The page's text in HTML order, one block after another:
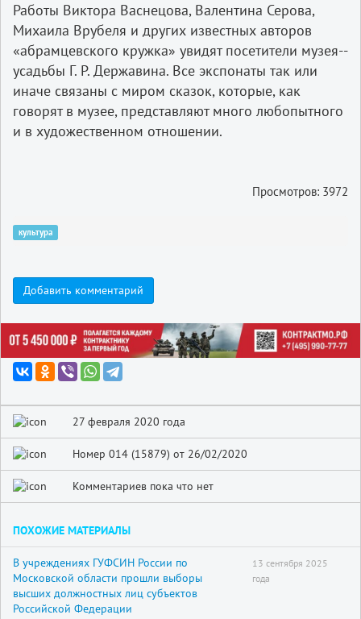
Работы Виктора Васнецова, Валентина Серова,
Михаила Врубеля и других известных авторов
«абрамцевского кружка» увидят посетители музея-­
усадьбы Г. Р. Державина. Все экспонаты так или
иначе связаны с миром сказок, которые, как
говорят в музее, представляют много любопытного
и в художественном отношении.
Просмотров: 3972
культура
Добавить комментарий
27 февраля 2020 года
Номер 014 (15879) от 26/02/2020
Комментариев пока что нет
ПОХОЖИЕ МАТЕРИАЛЫ
В учреждениях ГУФСИН России по
Московской области прошли выборы
высших должностных лиц субъектов
Российской Федерации
13 сентября 2025
года